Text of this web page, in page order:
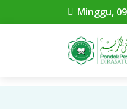
Dirasatul Qur'an Al-Karim
Minggu,